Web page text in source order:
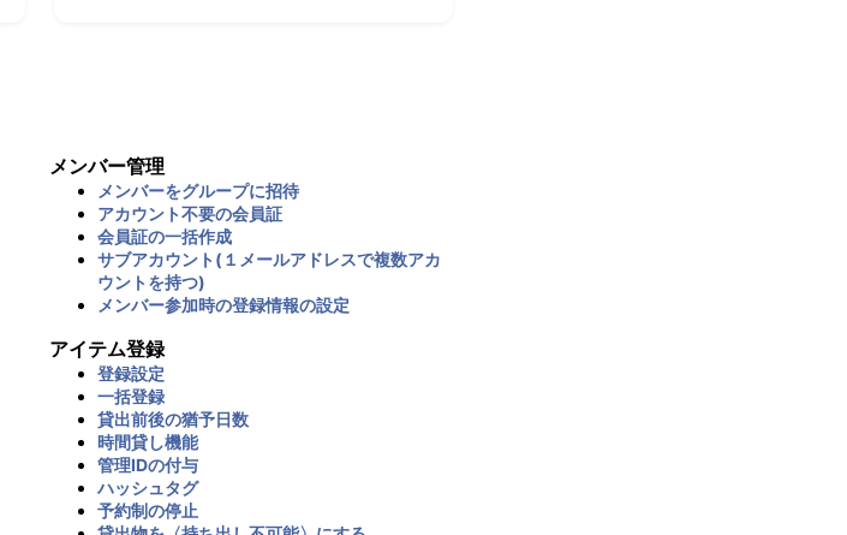
メンバー管理
メンバーをグループに招待
アカウント不要の会員証
会員証の一括作成
サブアカウント(１メールアドレスで複数アカ
ウントを持つ)
メンバー参加時の登録情報の設定
アイテム登録
登録設定
一括登録
貸出前後の猶予日数
時間貸し機能
管理IDの付与
ハッシュタグ
予約制の停止